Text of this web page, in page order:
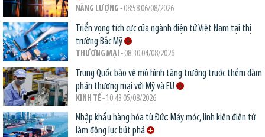
NĂNG LƯỢNG - 08:58 06/08/2026
Triển vọng tích cực của ngành điện tử Việt Nam tại thị
trường Bắc Mỹ
THƯƠNG MẠI - 08:30 04/08/2026
Trung Quốc bảo vệ mô hình tăng trưởng trước thềm đàm
phán thương mại với Mỹ và EU
KINH TẾ- 10:43 05/08/2026
Nhập khẩu hàng hóa từ Đức: Máy móc, linh kiện điện tử
làm động lực bứt phá